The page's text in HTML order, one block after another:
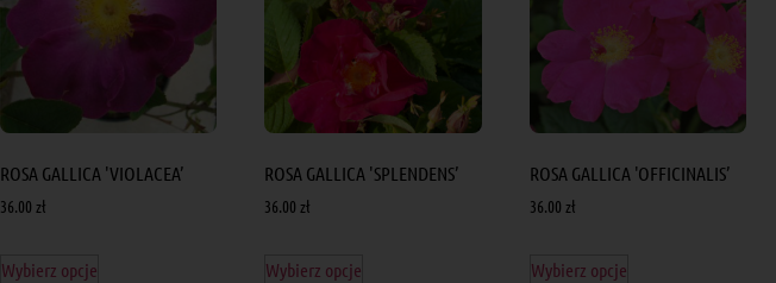
ROSA GALLICA 'VIOLACEA’
36.00 zł
Wybierz opcje
ROSA GALLICA 'SPLENDENS’
36.00 zł
Wybierz opcje
ROSA GALLICA 'OFFICINALIS’
36.00 zł
Wybierz opcje